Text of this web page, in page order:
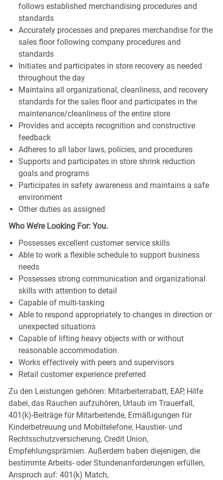
follows established merchandising procedures and
standards
Accurately processes and prepares merchandise for the
sales floor following company procedures and
standards
Initiates and participates in store recovery as needed
throughout the day
Maintains all organizational, cleanliness, and recovery
standards for the sales floor and participates in the
maintenance/cleanliness of the entire store
Provides and accepts recognition and constructive
feedback
Adheres to all labor laws, policies, and procedures
Supports and participates in store shrink reduction
goals and programs
Participates in safety awareness and maintains a safe
environment
Other duties as assigned
Who We’re Looking For: You.
Possesses excellent customer service skills
Able to work a flexible schedule to support business
needs
Possesses strong communication and organizational
skills with attention to detail
Capable of multi-tasking
Able to respond appropriately to changes in direction or
unexpected situations
Capable of lifting heavy objects with or without
reasonable accommodation
Works effectively with peers and supervisors
Retail customer experience preferred
Zu den Leistungen gehören: Mitarbeiterrabatt, EAP, Hilfe
dabei, das Rauchen aufzuhören, Urlaub im Trauerfall,
401(k)-Beiträge für Mitarbeitende, Ermäßigungen für
Kinderbetreuung und Mobiltelefone, Haustier- und
Rechtsschutzversicherung, Credit Union,
Empfehlungsprämien. Außerdem haben diejenigen, die
bestimmte Arbeits- oder Stundenanforderungen erfüllen,
Anspruch auf: 401(k) Match,